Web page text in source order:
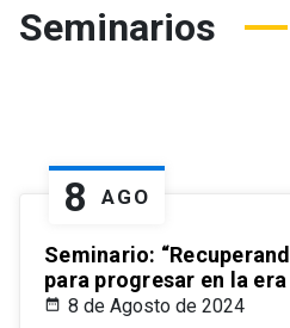
Seminarios
8 AGO
Seminario:
para progresar en la era
8 de Agosto de 2024